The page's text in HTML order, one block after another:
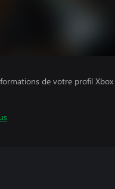
de votre profil